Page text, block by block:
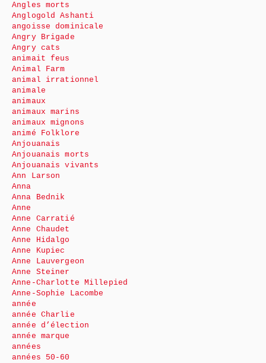
Angles morts
Anglogold Ashanti
angoisse dominicale
Angry Brigade
Angry cats
animait feus
Animal Farm
animal irrationnel
animale
animaux
animaux marins
animaux mignons
animé Folklore
Anjouanais
Anjouanais morts
Anjouanais vivants
Ann Larson
Anna
Anna Bednik
Anne
Anne Carratié
Anne Chaudet
Anne Hidalgo
Anne Kupiec
Anne Lauvergeon
Anne Steiner
Anne-Charlotte Millepied
Anne-Sophie Lacombe
année
année Charlie
année d’élection
année marque
années
années 50-60